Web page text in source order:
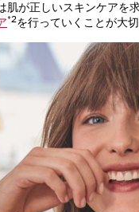
肌が正しいスキンケア
*2を行っていくことが大切